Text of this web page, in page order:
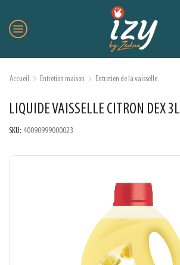
Accueil Entretien maison Entretien de la vaisselle
LIQUIDE VAISSELLE CITRON DEX 3L
SKU: 40090999000023